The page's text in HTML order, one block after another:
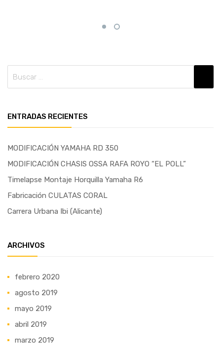
ENTRADAS RECIENTES
MODIFICACIÓN YAMAHA RD 350
MODIFICACIÓN CHASIS OSSA RAFA ROYO “EL POLL”
Timelapse Montaje Horquilla Yamaha R6
Fabricación CULATAS CORAL
Carrera Urbana Ibi (Alicante)
ARCHIVOS
febrero 2020
agosto 2019
mayo 2019
abril 2019
marzo 2019